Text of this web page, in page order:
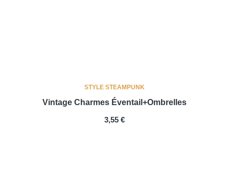
STYLE STEAMPUNK
Vintage Charmes Éventail+ombrelles
PRIX
3,55 €